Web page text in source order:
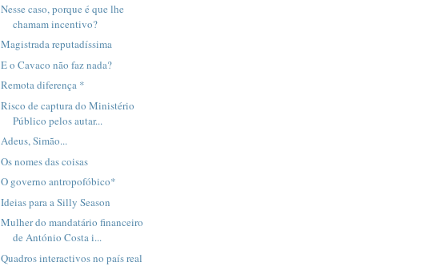
Nesse caso, porque é que lhe
chamam incentivo?
Magistrada reputadíssima
E o Cavaco não faz nada?
Remota diferença *
Risco de captura do Ministério
Público pelos autar...
Adeus, Simão...
Os nomes das coisas
O governo antropofóbico*
Ideias para a Silly Season
Mulher do mandatário financeiro
de António Costa i...
Quadros interactivos no país real